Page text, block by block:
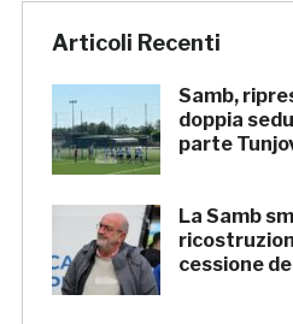
Articoli Recenti
Samb,
doppia
parte
La Samb
cessione